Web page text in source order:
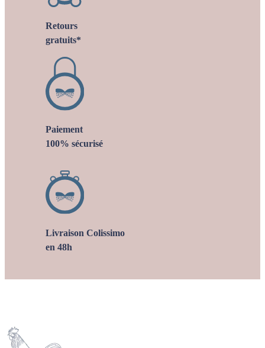
Retours
gratuits*
Paiement
100% sécurisé
Livraison Colissimo
en 48h